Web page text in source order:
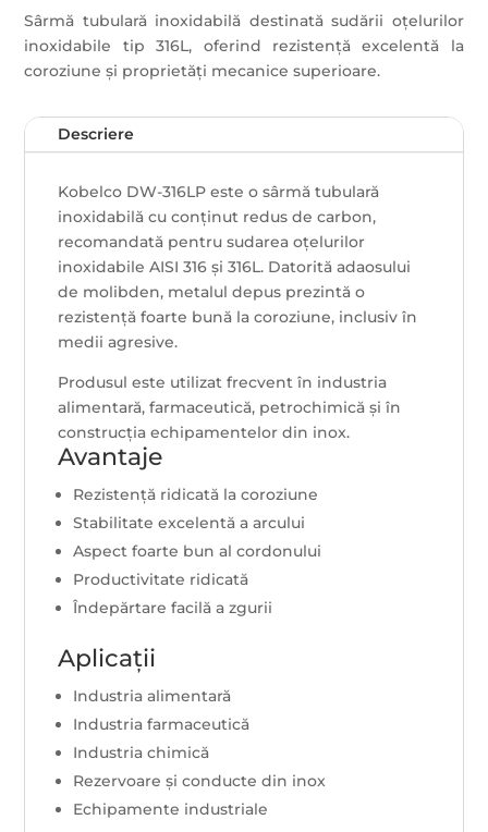
Sârmă tubulară inoxidabilă destinată sudării oțelurilor
inoxidabile tip 316L, oferind rezistență excelentă la
coroziune și proprietăți mecanice superioare.
Descriere
Kobelco DW-316LP este o sârmă tubulară
inoxidabilă cu conținut redus de carbon,
recomandată pentru sudarea oțelurilor
inoxidabile AISI 316 și 316L. Datorită adaosului
de molibden, metalul depus prezintă o
rezistență foarte bună la coroziune, inclusiv în
medii agresive.
Produsul este utilizat frecvent în industria
alimentară, farmaceutică, petrochimică și în
construcția echipamentelor din inox.
Avantaje
Rezistență ridicată la coroziune
Stabilitate excelentă a arcului
Aspect foarte bun al cordonului
Productivitate ridicată
Îndepărtare facilă a zgurii
Aplicații
Industria alimentară
Industria farmaceutică
Industria chimică
Rezervoare și conducte din inox
Echipamente industriale